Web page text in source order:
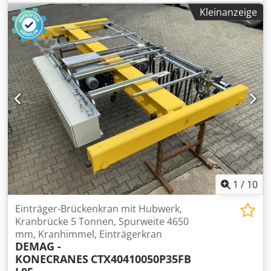
43 Fabr. Nr: 45950995 Fahrgeschwindigkeit: ca. 40 m/min =
0,67 m/sec Motorleistung: 0,37 kW Netzanschluß: 400 Volt,
50 Hz. - Antriebsmotor DEMAG, Typ ZBA 71 A2 B007 KBK 2 /
KBK2L Laufwagen zum einhängen in die Kranschiene
Laufrollendurchmesser: 82 mm Laufrollenbreite: 21 mm
Djdpfx Ajw Nxyyjhbjkr Breite des Laufwagen: 78 mm
Platzbedarf L x B x H: 410 x 320 x 470 mm Gewicht: 28 kg
guter Zustand
Kleinanzeige
1 / 10
Einträger-Brückenkran mit Hubwerk,
Kranbrücke 5 Tonnen, Spurweite 4650
mm, Kranhimmel, Einträgerkran
DEMAG -
KONECRANES CTX40410050P35FB